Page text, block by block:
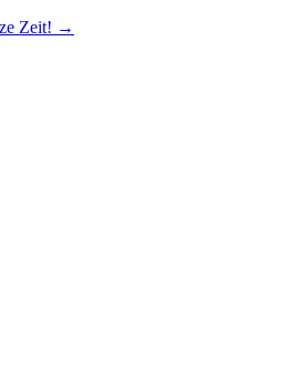
Zeit! →